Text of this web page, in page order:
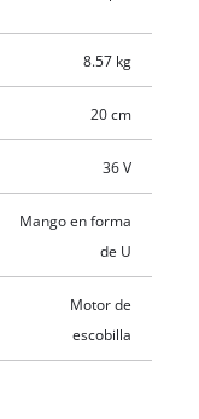
de seguridad de
Este producto no
por separado.
8.57 kg
20 cm
36 V
Mango en forma
de U
Motor de
escobilla